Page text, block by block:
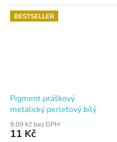
BESTSELLER
Pigment práškový
metalický perleťový bílý
9,09 Kč bez DPH
11 Kč